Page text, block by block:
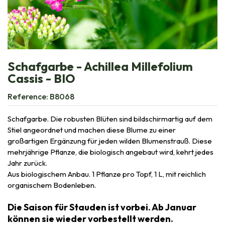
Schafgarbe - Achillea Millefolium
Cassis - BIO
Reference: B8068
Schafgarbe. Die robusten Blüten sind bildschirmartig auf dem
Stiel angeordnet und machen diese Blume zu einer
großartigen Ergänzung für jeden wilden Blumenstrauß. Diese
mehrjährige Pflanze, die biologisch angebaut wird, kehrt jedes
Jahr zurück.
Aus biologischem Anbau. 1 Pflanze pro Topf, 1 L, mit reichlich
organischem Bodenleben.
Die Saison für Stauden ist vorbei. Ab Januar
können sie wieder vorbestellt werden.